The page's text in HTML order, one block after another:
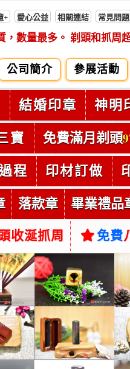
+ 愛心公益 相關連結 常見問題
，數量最多。 剃頭和抓周
公司簡介 參展活動
結婚印章 神明
寶 免費滿月剃頭
程 印材訂做
落款章 畢業禮品
收涎抓周 免費